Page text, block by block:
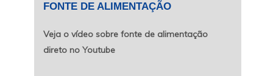
FONTE DE ALIMENTAÇÃO
Veja o vídeo sobre fonte de alimentação
direto no Youtube